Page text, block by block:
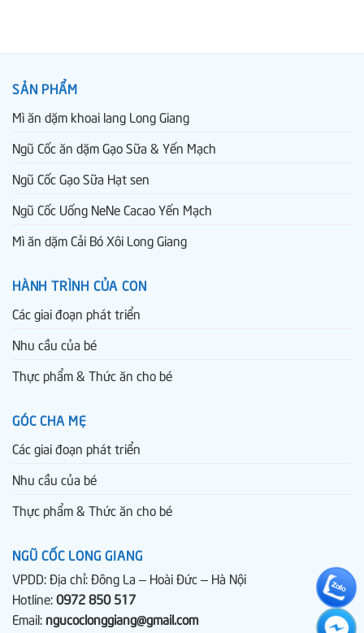
SẢN PHẨM
Mì ăn dặm khoai lang Long Giang
Ngũ Cốc ăn dặm Gạo Sữa & Yến Mạch
Ngũ Cốc Gạo Sữa Hạt sen
Ngũ Cốc Uống NeNe Cacao Yến Mạch
Mì ăn dặm Cải Bó Xôi Long Giang
HÀNH TRÌNH CỦA CON
Các giai đoạn phát triển
Nhu cầu của bé
Thực phẩm & Thức ăn cho bé
GÓC CHA MẸ
Các giai đoạn phát triển
Nhu cầu của bé
Thực phẩm & Thức ăn cho bé
NGŨ CỐC LONG GIANG
VPDD: Địa chỉ: Đông La – Hoài Đức – Hà Nội
Hotline:0972 850 517
Email: ngucoclonggiang@gmail.com